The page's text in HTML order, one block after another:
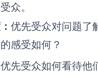
众。
优先受众对问题了
感受如何？
优先受众如何看待他